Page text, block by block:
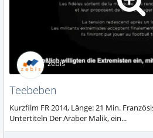
Teebeben
Kurzfilm FR 2014, Länge: 21 Min.
Untertiteln Der Araber Malik, ein...
zebis